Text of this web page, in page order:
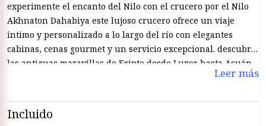
experimente el encanto del Nilo con el crucero por el Nilo
Akhnaton Dahabiya este lujoso crucero ofrece un viaje
íntimo y personalizado a lo largo del río con elegantes
cabinas, cenas gourmet y un servicio excepcional. descubra
las antiguas maravillas de Egipto desde Luxor hasta Asuán.
Mientras disfruta de la tranquilidad y la belleza del Nilo, el
comodidad moderna y elegancia tradicional, lo que
garantiza un viaje inolvidable a través de la historia.
Leer más
Incluido